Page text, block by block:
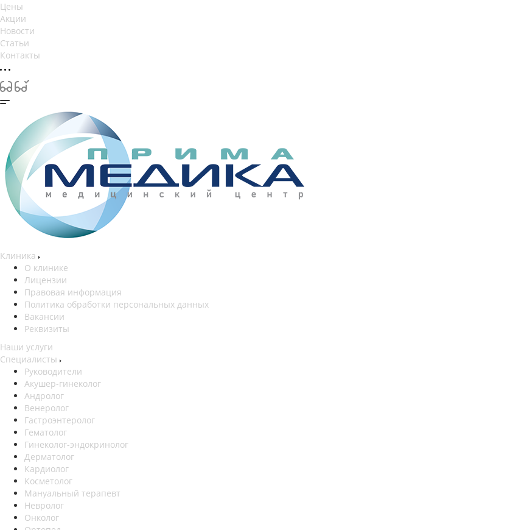
Цены
Акции
Новости
Статьи
Контакты
Клиника
О клинике
Лицензии
Правовая информация
Политика обработки персональных данных
Вакансии
Реквизиты
Наши услуги
Специалисты
Руководители
Акушер-гинеколог
Андролог
Венеролог
Гастроэнтеролог
Гематолог
Гинеколог-эндокринолог
Дерматолог
Кардиолог
Косметолог
Мануальный терапевт
Невролог
Онколог